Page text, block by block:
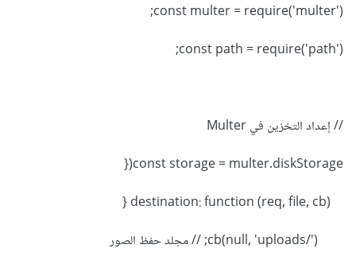
loading) في الواجهة الأمامية لتقليل الحمل على الخادم.
const multer = require('multer');
const path = require('path');
// إعداد التخزين في Multer
const storage = multer.diskStorage({